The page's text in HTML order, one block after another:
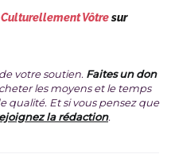
Culturellement Vôtresur
votre soutien. Faites un don
les moyens et le temps
qualité. Et si vous pensez que
la rédaction.